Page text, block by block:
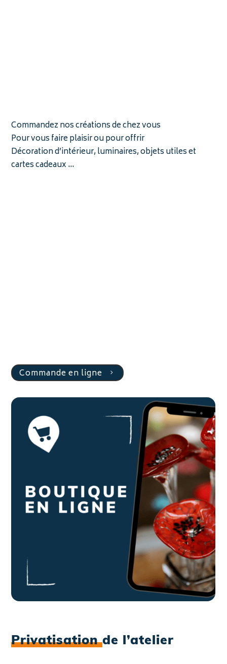
Commandez nos créations de chez vous
Pour vous faire plaisir ou pour offrir
Décoration d’intérieur, luminaires, objets utiles et
cartes cadeaux …
Commande en ligne
Privatisationde l’atelier